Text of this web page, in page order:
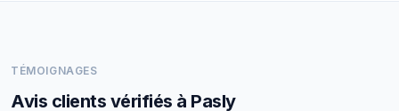
TÉMOIGNAGES
Avis clients vérifiés à Pasly